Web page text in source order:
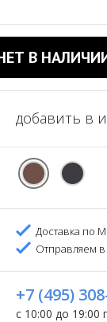
В
добавить в
Доставка по
Отправляем
+7 (495)
с 10:00 до 19:00